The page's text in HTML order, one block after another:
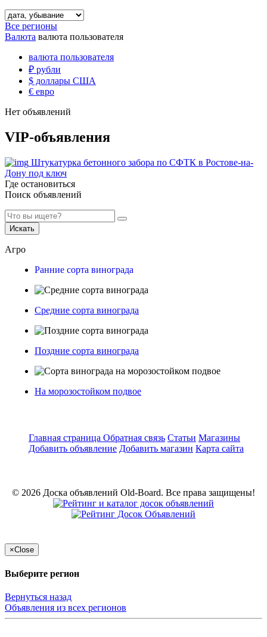
Все регионы
Валюта валюта пользователя
валюта пользователя
₽ рубли
$ доллары США
€ евро
Нет объявлений
VIP-объявления
Штукатурка бетонного забора по СФТК в Ростове-на-
Дону под ключ
Где остановиться
Поиск объявлений
Искать
Агро
Ранние сорта винограда
Средние сорта винограда
Поздние сорта винограда
На морозостойком подвое
Главная страница Обратная связь Статьи Магазины
Добавить объявление Добавить магазин Карта сайта
© 2026 Доска объявлений Old-Board. Все права защищены!
×Close
Выберите регион
Вернуться назад
Объявления из всех регионов